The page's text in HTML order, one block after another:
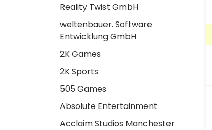
Reality Twist GmbH
weltenbauer. Software
Entwicklung GmbH
2K Games
2K Sports
505 Games
Absolute Entertainment
Acclaim Studios Manchester